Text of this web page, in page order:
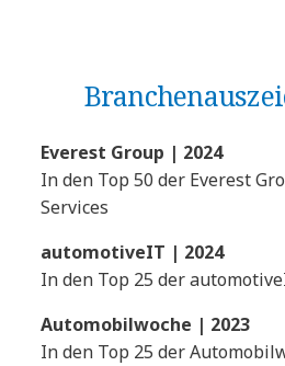
Everest Group | 2024
In den Top 50 der Everest
Services
automotiveIT | 2024
In den Top 25 der
Automobilwoche | 2023
In den Top 25 der